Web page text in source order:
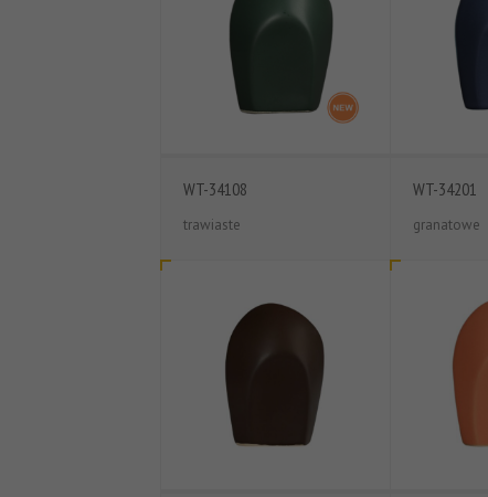
WT-34108
trawiaste
WT-34201
granatowe